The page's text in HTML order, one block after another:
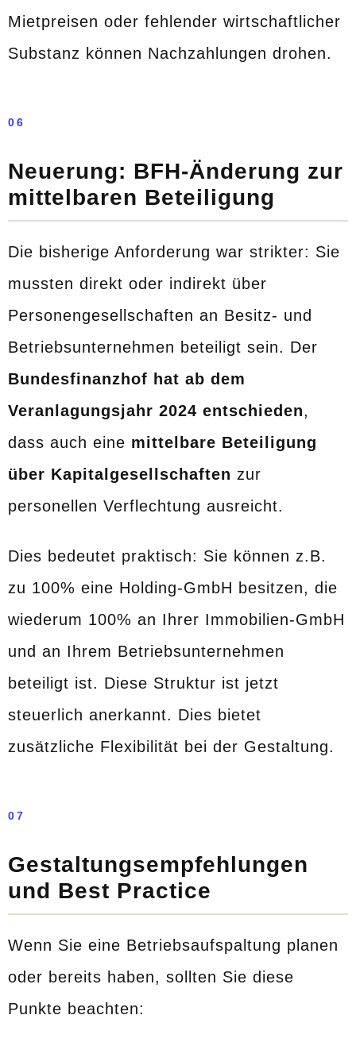
Mietpreisen oder fehlender wirtschaftlicher
Substanz können Nachzahlungen drohen.
06
Neuerung: BFH-Änderung zur
mittelbaren Beteiligung
Die bisherige Anforderung war strikter: Sie
mussten direkt oder indirekt über
Personengesellschaften an Besitz- und
Betriebsunternehmen beteiligt sein. Der
Bundesfinanzhof hat ab dem
Veranlagungsjahr 2024 entschieden,
dass auch eine mittelbare Beteiligung
über Kapitalgesellschaften zur
personellen Verflechtung ausreicht.
Dies bedeutet praktisch: Sie können z.B.
zu 100% eine Holding-GmbH besitzen, die
wiederum 100% an Ihrer Immobilien-GmbH
und an Ihrem Betriebsunternehmen
beteiligt ist. Diese Struktur ist jetzt
steuerlich anerkannt. Dies bietet
zusätzliche Flexibilität bei der Gestaltung.
07
Gestaltungsempfehlungen
und Best Practice
Wenn Sie eine Betriebsaufspaltung planen
oder bereits haben, sollten Sie diese
Punkte beachten: